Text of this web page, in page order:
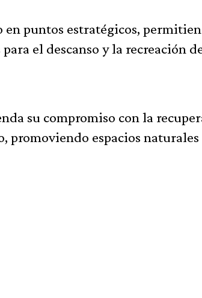
en puntos estratégicos,
el descanso y la recreación
su compromiso con la
promoviendo espacios naturales